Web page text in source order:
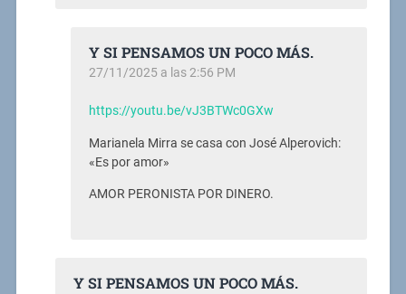
Y SI PENSAMOS UN POCO MÁS.
27/11/2025 a las 2:56 PM
https://youtu.be/vJ3BTWc0GXw
Marianela Mirra se casa con José Alperovich:
«Es por amor»
AMOR PERONISTA POR DINERO.
Y SI PENSAMOS UN POCO MÁS.